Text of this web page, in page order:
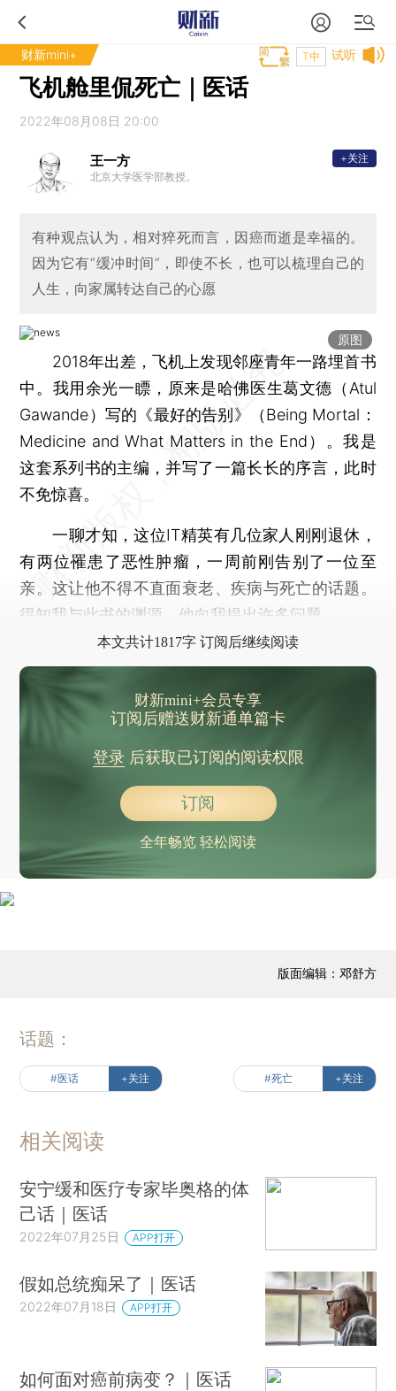
财新mini+ 试听
T中
飞机舱里侃死亡｜医话
2022年08月08日 20:00
王一方
北京大学医学部教授。
+关注
有种观点认为，相对猝死而言，因癌而逝是幸福的。
因为它有“缓冲时间”，即使不长，也可以梳理自己的
人生，向家属转达自己的心愿
原图
2018年出差，飞机上发现邻座青年一路埋首书
中。我用余光一瞟，原来是哈佛医生葛文德（Atul
Gawande）写的《最好的告别》（Being Mortal：
Medicine and What Matters in the End）。我是
这套系列书的主编，并写了一篇长长的序言，此时
不免惊喜。
一聊才知，这位IT精英有几位家人刚刚退休，
有两位罹患了恶性肿瘤，一周前刚告别了一位至
亲。这让他不得不直面衰老、疾病与死亡的话题。
得知我与此书的渊源，他向我提出许多问题。
本文共计1817字 订阅后继续阅读
财新mini+会员专享
订阅后赠送财新通单篇卡
登录后获取已订阅的阅读权限
订阅
全年畅览 轻松阅读
版面编辑：邓舒方
话题：
#医话 +关注 #死亡 +关注
相关阅读
安宁缓和医疗专家毕奥格的体
己话｜医话
2022年07月25日 APP打开
假如总统痴呆了｜医话
2022年07月18日 APP打开
如何面对癌前病变？｜医话